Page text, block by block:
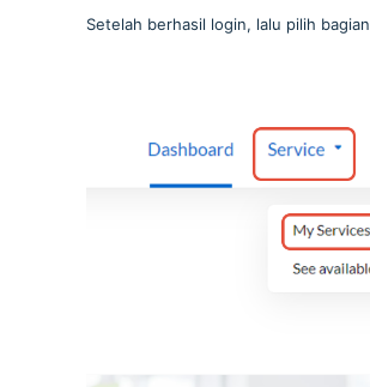
Setelah berhasil login, lalu pilih bagian